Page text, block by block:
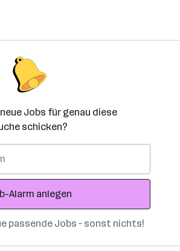
Jobs für genau diese
schicken?
Alarm anlegen
passende Jobs – sonst nichts!